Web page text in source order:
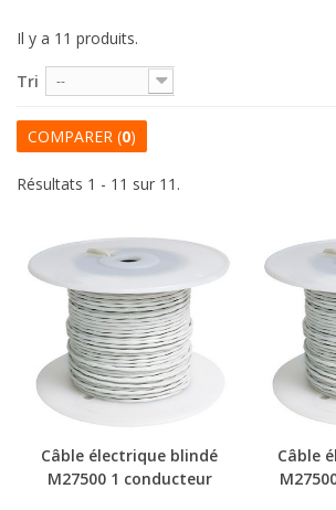
Il y a 11 produits.
Tri --
COMPARER (0)
Résultats 1 - 11 sur 11.
Câble électrique blindé
M27500 1 conducteur
Câble